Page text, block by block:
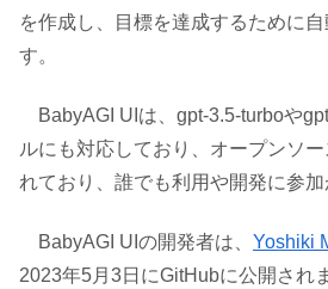
を作成し、目標を達成するために
す。
BabyAGI UIは、gpt-3.5-turboや
ルにも対応しており、オープンソ
れており、誰でも利用や開発に参加
BabyAGI UIの開発者は、 Yoshiki
2023年5月3日にGitHubに公開され